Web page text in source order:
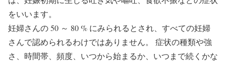
をいいます。
妊婦さんの 50 ～ 80 % にみられるとされ、すべての妊婦
さんで認められるわけではありません。 症状の種類や強
さ、時間帯、頻度、いつから始まるか、いつまで続くかな